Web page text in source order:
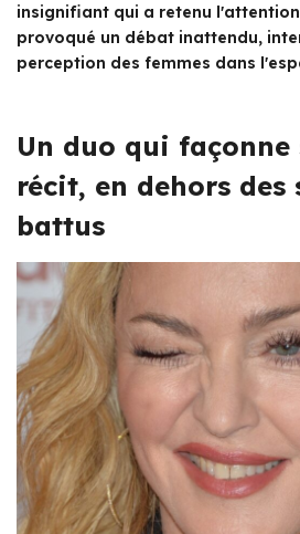
insignifiant qui a retenu
provoqué un débat inattendu,
perception des femmes dans
Un duo qui façonne
récit, en dehors des
battus